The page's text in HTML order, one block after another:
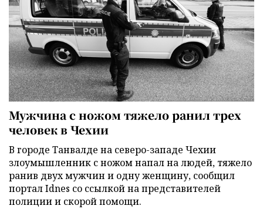
Мужчина с ножом тяжело ранил трех
человек в Чехии
В городе Танвалде на северо-западе Чехии
злоумышленник с ножом напал на людей, тяжело
ранив двух мужчин и одну женщину, сообщил
портал Idnes со ссылкой на представителей
полиции и скорой помощи.